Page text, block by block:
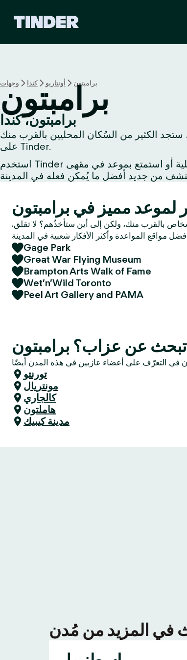
ا
ئ
ل
ـ
d
e
r
وجهات كندا أونتاريو برامبتون
برامبتون
برامبتون، كندا
الكثير من السُكان المحليين بالقرب منك
على Tinder.
استخدم Tinder لتُبادل الإعجاب مع شخص يُشاركُك اهتماماتك أو استكشف الحياة الليلية مع صديق جديد أو اِحتسِ مشروبًا في حانة محلية أو استمتع بموعد في مقهى
بالقرب منك، ولكن إلى أين ستأخذُهم؟ لا تقلق.
Gage Park
Great War Flying Museum
Brampton Arts Walk of Fame
Wet’n’Wild Toronto
Peel Art Gallery and PAMA
عن عزاب؟ برامبتون
تورنتو
مونتريال
كالجاري
هاملتون
مدينة كيبيك